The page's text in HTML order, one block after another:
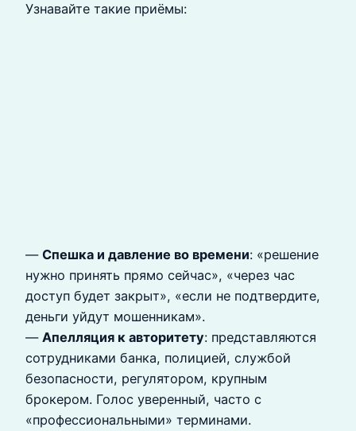
Узнавайте такие приёмы:
— Спешка и давление во времени: «решение
нужно принять прямо сейчас», «через час
доступ будет закрыт», «если не подтвердите,
деньги уйдут мошенникам».
— Апелляция к авторитету: представляются
сотрудниками банка, полицией, службой
безопасности, регулятором, крупным
брокером. Голос уверенный, часто с
«профессиональными» терминами.